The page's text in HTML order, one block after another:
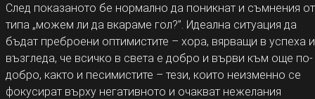
След показаното бе нормално да поникнат и съмнения от
типа „можем ли да вкараме гол?”. Идеална ситуация да
бъдат преброени оптимистите – хора, вярващи в успеха и
възгледа, че всичко в света е добро и върви към още по-
добро, както и песимистите – тези, които неизменно се
фокусират върху негативното и очакват нежелания